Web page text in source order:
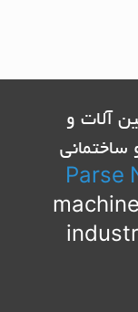
آلات و
Parse